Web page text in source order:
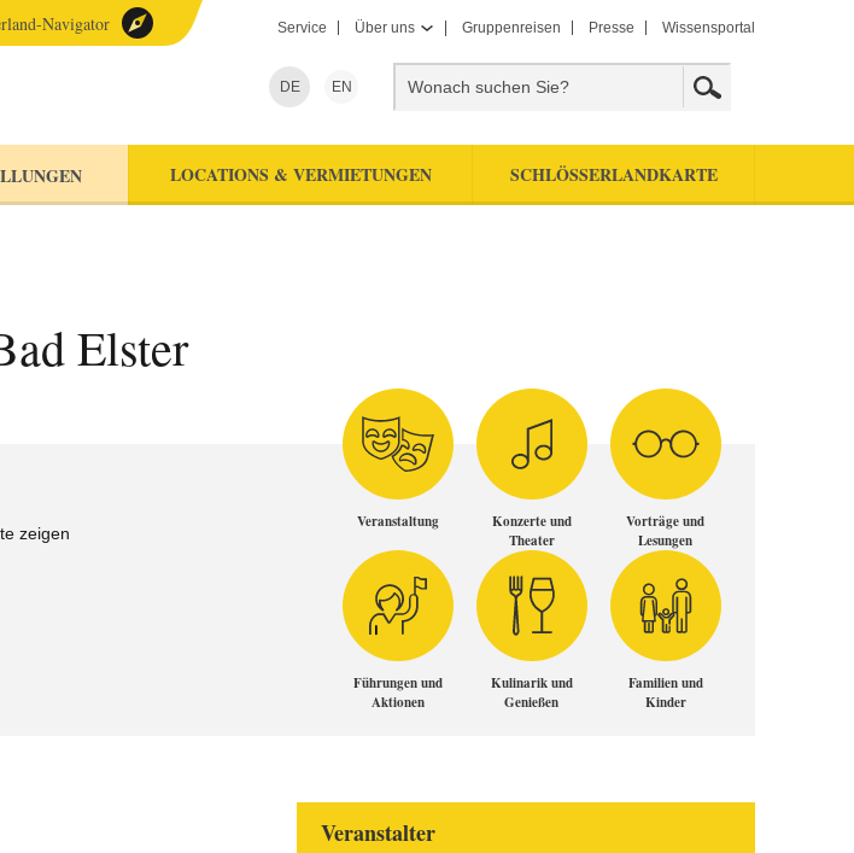
Service Über uns Gruppenreisen Presse Wissensportal
DE EN
LOCATIONS & VERMIETUNGEN SCHLÖSSERLANDKARTE
Navigator
Elster
zeigen
Veranstaltung
Konzerte und
Theater
Vorträge und
Lesungen
Führungen und
Aktionen
Kulinarik und
Genießen
Familien und
Kinder
Veranstalter